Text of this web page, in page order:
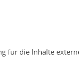
für die Inhalte